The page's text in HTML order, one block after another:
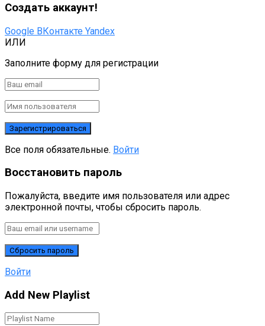
Создать аккаунт!
Google ВКонтакте Yandex
ИЛИ
Заполните форму для регистрации
Все поля обязательные. Войти
Восстановить пароль
Пожалуйста, введите имя пользователя или адрес
электронной почты, чтобы сбросить пароль.
Войти
Add New Playlist